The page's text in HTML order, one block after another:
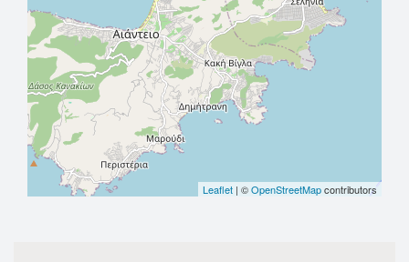
Leaflet | ©OpenStreetMapcontributors